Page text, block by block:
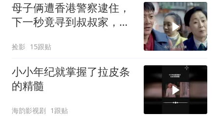
母子俩遭香港警察逮住，
下一秒竟寻到叔叔家，瞬
捡影 15跟贴
小小年纪就掌握了拉皮条
的精髓
海韵影视剧 1跟贴